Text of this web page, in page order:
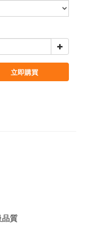
立即購買
質